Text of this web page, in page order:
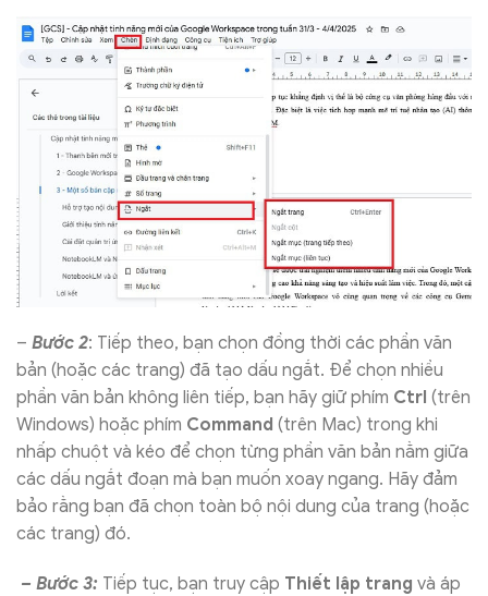
– Bước 2: Tiếp theo, bạn chọn đồng thời các phần văn
bản (hoặc các trang) đã tạo dấu ngắt. Để chọn nhiều
phần văn bản không liên tiếp, bạn hãy giữ phím Ctrl (trên
Windows) hoặc phím Command (trên Mac) trong khi
nhấp chuột và kéo để chọn từng phần văn bản nằm giữa
các dấu ngắt đoạn mà bạn muốn xoay ngang. Hãy đảm
bảo rằng bạn đã chọn toàn bộ nội dung của trang (hoặc
các trang) đó.
– Bước 3: Tiếp tục, bạn truy cập Thiết lập trang và áp